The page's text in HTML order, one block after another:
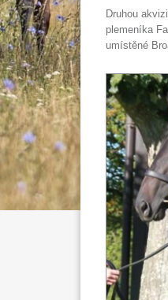
Druhou
plemeníka
umístěné